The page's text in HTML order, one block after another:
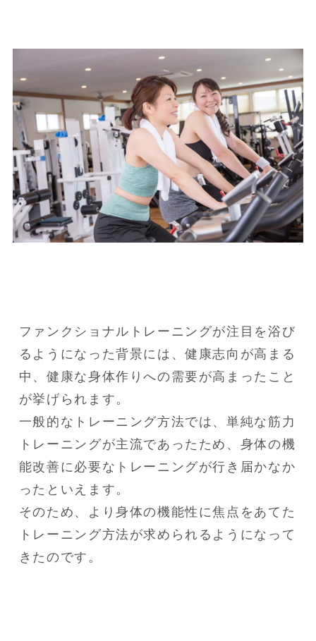
ファンクショナルトレーニングが注目を浴び
るようになった背景には、健康志向が高まる
中、健康な身体作りへの需要が高まったこと
が挙げられます。
一般的なトレーニング方法では、単純な筋力
トレーニングが主流であったため、身体の機
能改善に必要なトレーニングが行き届かなか
ったといえます。
そのため、より身体の機能性に焦点をあてた
トレーニング方法が求められるようになって
きたのです。